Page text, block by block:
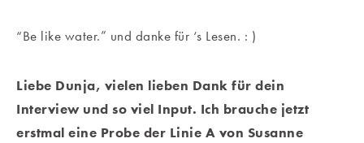
“Be like water.” und danke für ‘s Lesen. : )
Liebe Dunja, vielen lieben Dank für dein
Interview und so viel Input. Ich brauche jetzt
erstmal eine Probe der Linie A von Susanne